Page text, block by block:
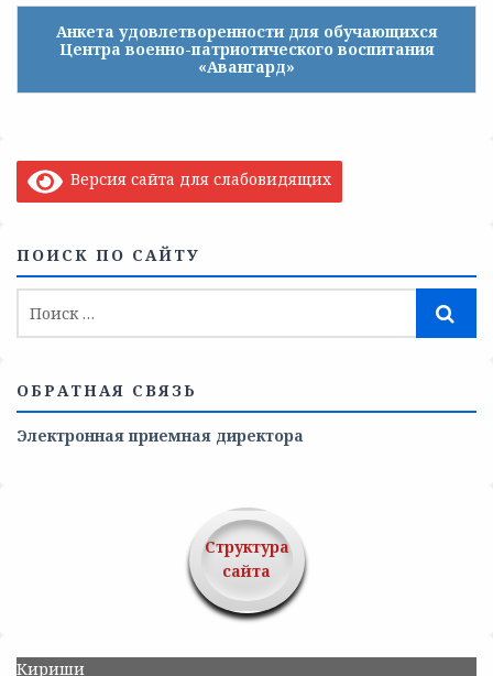
Анкета удовлетворенности для обучающихся
Центра военно-патриотического воспитания
«Авангард»
Версия сайта для слабовидящих
ПОИСК ПО САЙТУ
ОБРАТНАЯ СВЯЗЬ
Электронная приемная директора
Структура
сайта
Кириши